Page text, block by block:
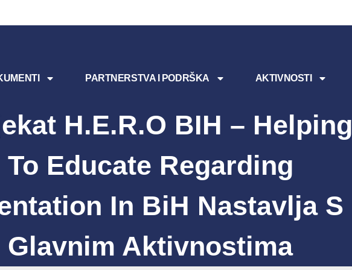
PARTNERSTVA I PODRŠKA AKTIVNOSTI
H.E.R.O BIH – Helping
To Educate Regarding
In BiH Nastavlja S
Glavnim Aktivnostima